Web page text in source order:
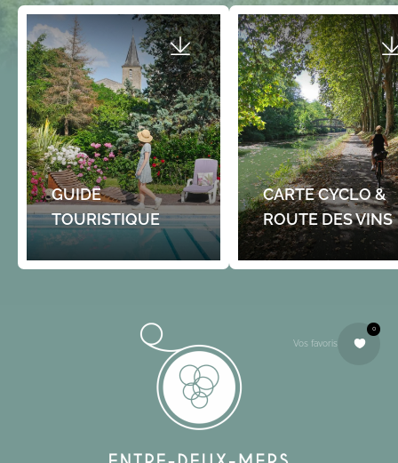
Découvrez également
en Entre-deux-Mers
:
Autour de Sauveterre et Targon
Autour de Créon
Autour de Cadillac
Autour de La Réole et Auros
Autour de Monségur
GUIDE
TOURISTIQUE
CARTE CYCLO &
ROUTE DES VINS
Vos favoris
0